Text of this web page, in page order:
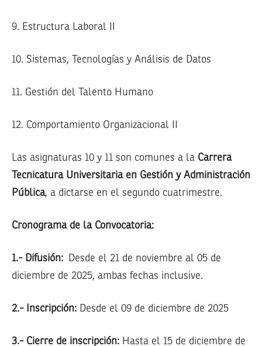
9. Estructura Laboral II
10. Sistemas, Tecnologías y Análisis de Datos
11. Gestión del Talento Humano
12. Comportamiento Organizacional II
Las asignaturas 10 y 11 son comunes a la Carrera
Tecnicatura Universitaria en Gestión y Administración
Pública, a dictarse en el segundo cuatrimestre.
Cronograma de la Convocatoria:
1.- Difusión: Desde el 21 de noviembre al 05 de
diciembre de 2025, ambas fechas inclusive.
2.- Inscripción: Desde el 09 de diciembre de 2025
3.- Cierre de inscripción: Hasta el 15 de diciembre de